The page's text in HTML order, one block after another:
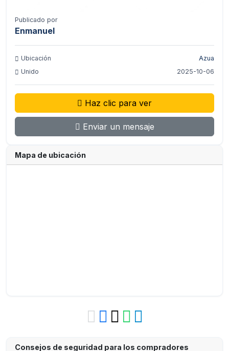
Publicado por
Enmanuel
Ubicación
Azua
Unido
2025-10-06
Haz clic para ver
Enviar un mensaje
Mapa de ubicación
Consejos de seguridad para los compradores